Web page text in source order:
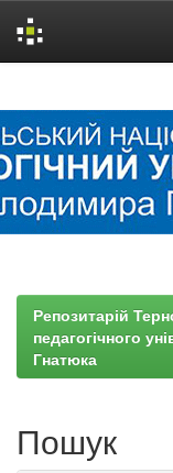
Репозитарій
педагогічного
Гнатюка
Пошук